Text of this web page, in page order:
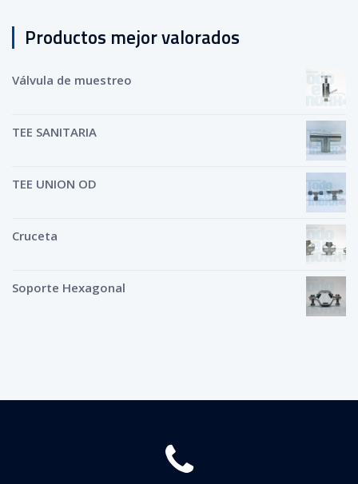
Productos mejor valorados
Válvula de muestreo
TEE SANITARIA
TEE UNION OD
Cruceta
Soporte Hexagonal